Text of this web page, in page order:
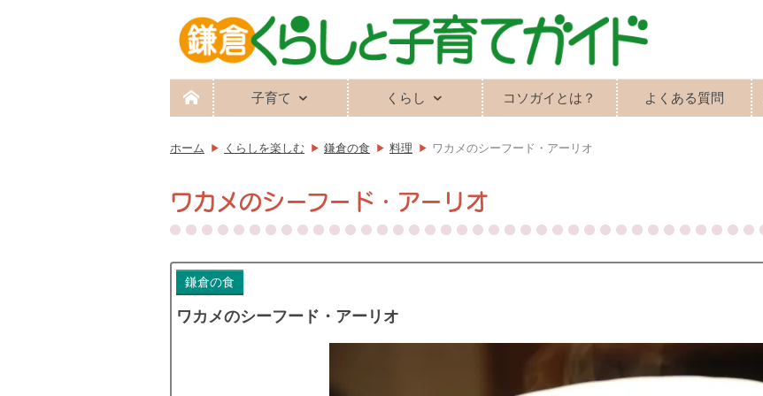
子育て くらし コソガイとは？ よくある質問
ホーム くらしを楽しむ 鎌倉の食 料理 ワカメのシーフード・アーリオ
ワカメのシーフード・アーリオ
鎌倉の食
ワカメのシーフード・アーリオ